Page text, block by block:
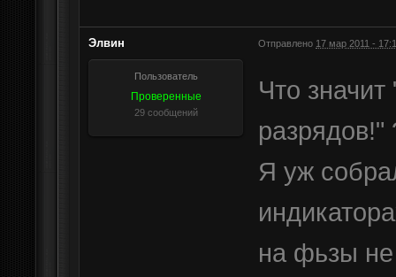
Элвин Отправлено 17 мар 2011 -
Пользователь
Проверенные
29 сообщений
Что
разрядов!"
Я уж
на фьзы